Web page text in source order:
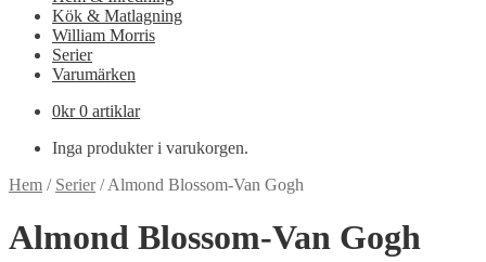
Kök & Matlagning
William Morris
Serier
Varumärken
0kr 0 artiklar
Inga produkter i varukorgen.
Hem / Serier/Almond Blossom-Van Gogh
Almond Blossom-Van Gogh